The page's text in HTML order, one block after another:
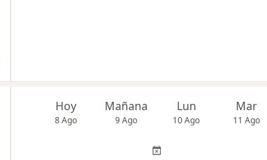
Hoy
8 Ago
Mañana
9 Ago
Lun
10 Ago
Mar
11 Ago